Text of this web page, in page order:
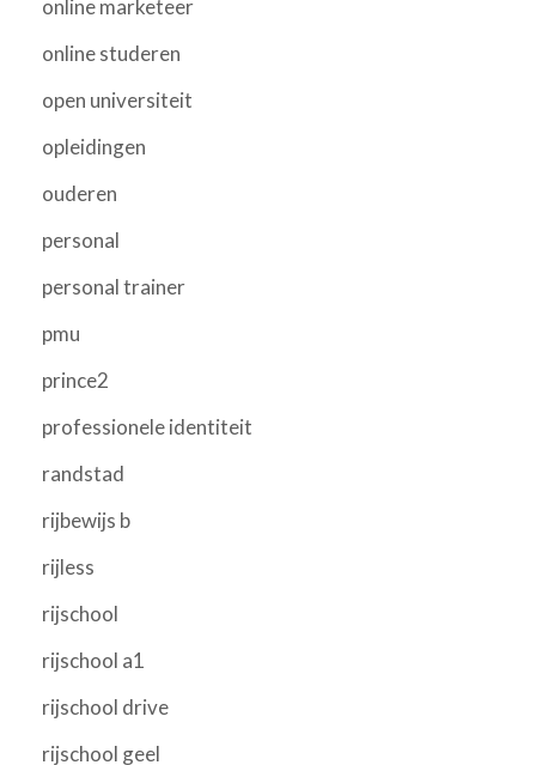
online marketeer
online studeren
open universiteit
opleidingen
ouderen
personal
personal trainer
pmu
prince2
professionele identiteit
randstad
rijbewijs b
rijless
rijschool
rijschool a1
rijschool drive
rijschool geel